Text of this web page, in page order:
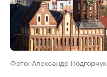
Фото: Александр Подгорчук